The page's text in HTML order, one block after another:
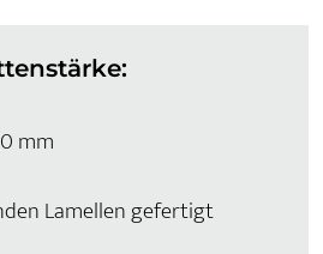
mm
Lamellen gefertigt